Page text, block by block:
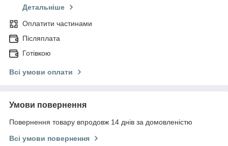
Детальніше
Оплатити частинами
Післяплата
Готівкою
Всі умови оплати
Умови повернення
Повернення товару впродовж 14 днів за домовленістю
Всі умови повернення